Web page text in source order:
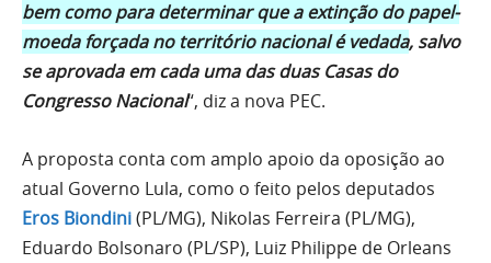
bem como para determinar que a extinção do papel-
moeda forçada no território nacional é vedada, salvo
se aprovada em cada uma das duas Casas do
Congresso Nacional“, diz a nova PEC.
A proposta conta com amplo apoio da oposição ao
atual Governo Lula, como o feito pelos deputados
Eros Biondini(PL/MG), Nikolas Ferreira (PL/MG),
Eduardo Bolsonaro (PL/SP), Luiz Philippe de Orleans